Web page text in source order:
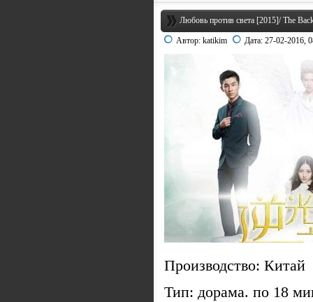
Любовь против света [2015]/ The
Автор: katikim Дата: 27-02-2016,
Производство: Китай
Тип: дорама. по 18